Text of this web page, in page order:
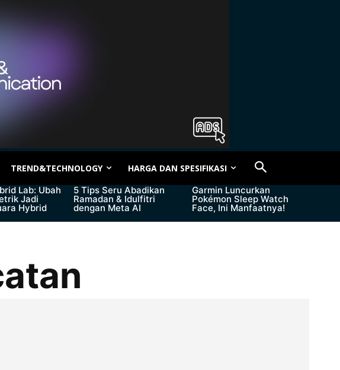
TREND&TECHNOLOGY HARGA DAN SPESIFIKASI
Lab: Ubah
Jadi
Hybrid
5 Tips Seru Abadikan
Ramadan & Idulfitri
dengan Meta AI
Garmin Luncurkan
Pokémon Sleep Watch
Face, Ini Manfaatnya!